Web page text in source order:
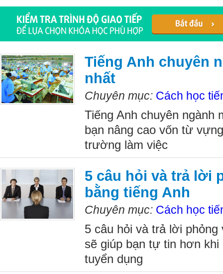
Tiếng Anh chuyên
nhất
Chuyên mục: Cách học
Tiếng Anh chuyên ngành
bạn nâng cao vốn từ
trường làm việc
5 câu hỏi và trả lời
bằng tiếng Anh
Chuyên mục: Cách học
5 câu hỏi và trả lời phỏng
sẽ giúp bạn tự tin hơn
tuyển dụng